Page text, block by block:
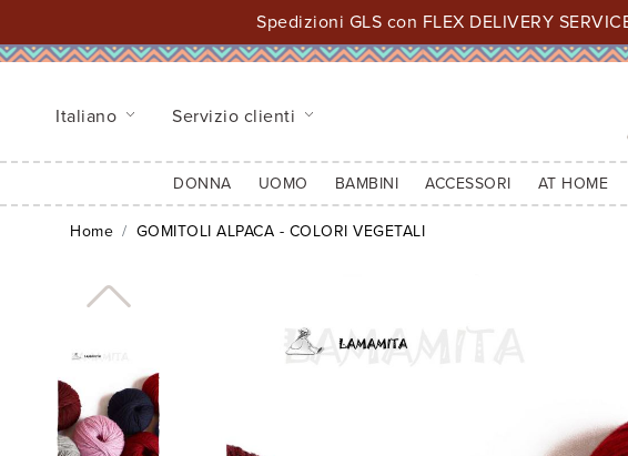
Spedizioni GLS con FLEX DELIVERY
Italiano Servizio clienti
DONNA UOMO BAMBINI ACCESSORI AT HOME
Home GOMITOLI ALPACA - COLORI VEGETALI